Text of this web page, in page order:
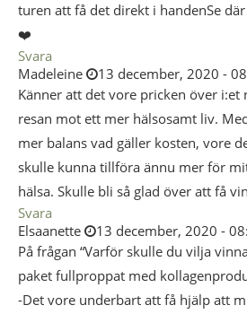
turen att få det direkt i handenSe
❤️
Svara
Madeleine
13 december, 2020 -
Känner att det vore pricken över i:et
resan mot ett mer hälsosamt liv.
mer balans vad gäller kosten, vore
skulle kunna tillföra ännu mer för
hälsa. Skulle bli så glad över att få
Svara
Elsaanette
13 december, 2020 -
På frågan “Varför skulle du vilja
paket fullproppat med
-Det vore underbart att få hjälp att